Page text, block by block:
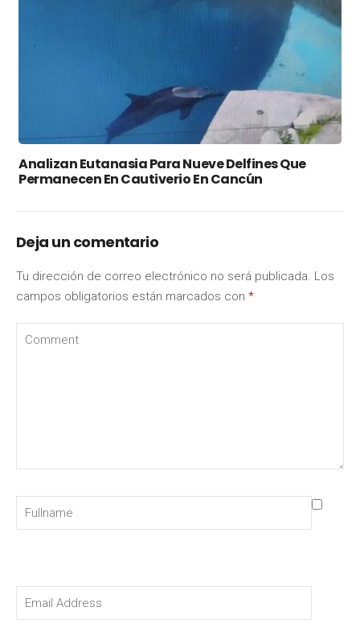
Analizan Eutanasia Para Nueve Delfines Que
Permanecen En Cautiverio En Cancún
Deja un comentario
Tu dirección de correo electrónico no será publicada. Los
campos obligatorios están marcados con *